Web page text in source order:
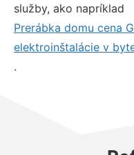
služby, ako napríklad
Prerábka domu cena
elektroinštalácie v
.